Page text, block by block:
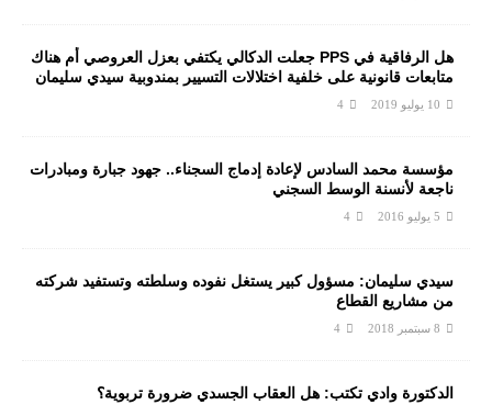
هل الرفاقية في PPS جعلت الدكالي يكتفي بعزل العروصي أم هناك
متابعات قانونية على خلفية اختلالات التسيير بمندوبية سيدي سليمان
10 يوليو 2019 4
مؤسسة محمد السادس لإعادة إدماج السجناء.. جهود جبارة ومبادرات
ناجعة لأنسنة الوسط السجني
5 يوليو 2016 4
سيدي سليمان: مسؤول كبير يستغل نفوده وسلطته وتستفيد شركته
من مشاريع القطاع
8 سبتمبر 2018 4
الدكتورة وادي تكتب: هل العقاب الجسدي ضرورة تربوية؟